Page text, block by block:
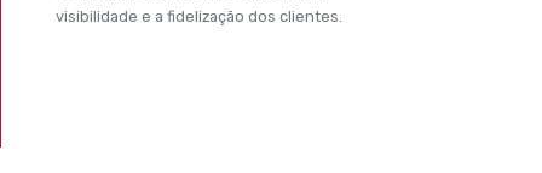
visibilidade e a fidelização dos clientes.